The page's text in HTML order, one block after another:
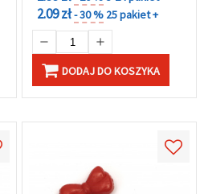
2.09 zł- 30 % 25 pakiet +
DODAJ DO KOSZYKA